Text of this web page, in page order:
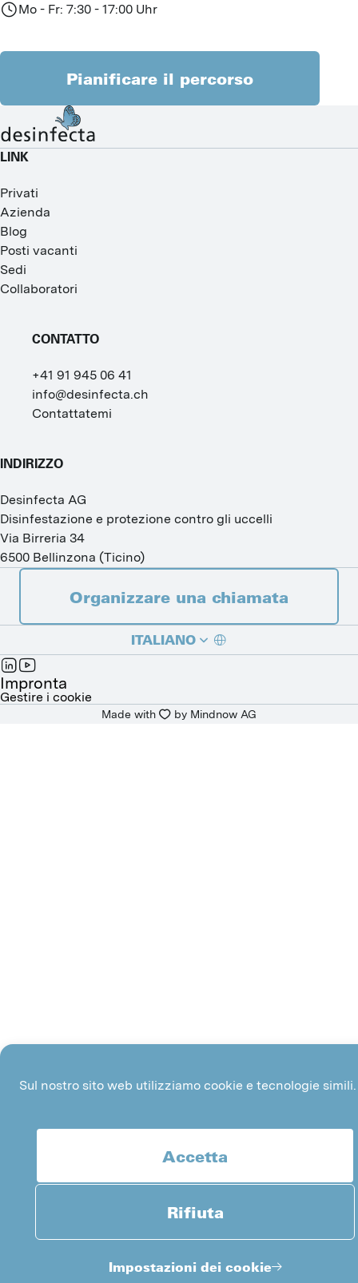
Mo - Fr: 7:30 - 17:00 Uhr
Pianificare il percorso
LINK
Privati
Azienda
Blog
Posti vacanti
Sedi
Collaboratori
CONTATTO
+41 91 945 06 41
info@desinfecta.ch
Contattatemi
INDIRIZZO
Desinfecta AG
Disinfestazione e protezione contro gli uccelli
Via Birreria 34
6500 Bellinzona (Ticino)
Organizzare una chiamata
ITALIANO
FRANÇAIS
Impronta
Gestire i cookie
Made with by Mindnow AG
Sul nostro sito web utilizziamo cookie e tecnologie simili.
Impostazioni dei cookie
Rifiuta
Accetta